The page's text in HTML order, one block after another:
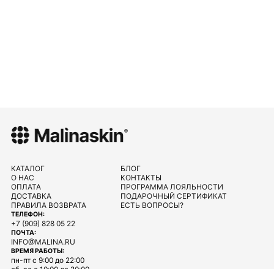
ТЕЛЕФОН:
+7 (909) 828 05 22
ПОЧТА:
INFO@MALINA.RU
ВРЕМЯ РАБОТЫ:
пн-пт с 9:00 до 22:00
КАТАЛОГ
О НАС
ОПЛАТА
ДОСТАВКА
ПРАВИЛА ВОЗВРАТА
БЛОГ
КОНТАКТЫ
ПРОГРАММА ЛОЯЛЬНОСТИ
ПОДАРОЧНЫЙ СЕРТИФИКАТ
ЕСТЬ ВОПРОСЫ?